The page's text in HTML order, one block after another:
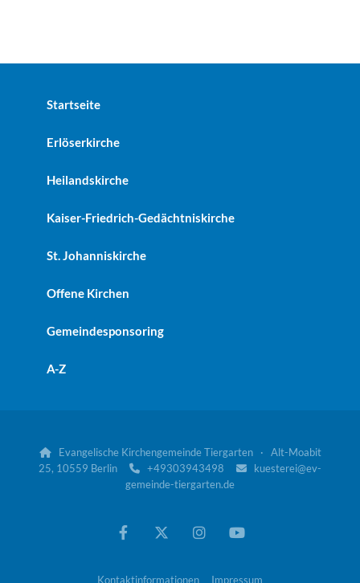
Startseite
Erlöserkirche
Heilandskirche
Kaiser-Friedrich-Gedächtniskirche
St. Johanniskirche
Offene Kirchen
Gemeindesponsoring
A-Z
Evangelische Kirchengemeinde Tiergarten · Alt-Moabit
25, 10559 Berlin
 +49303943498 
kuesterei@ev-
gemeinde-tiergarten.de
Kontaktinformationen Impressum